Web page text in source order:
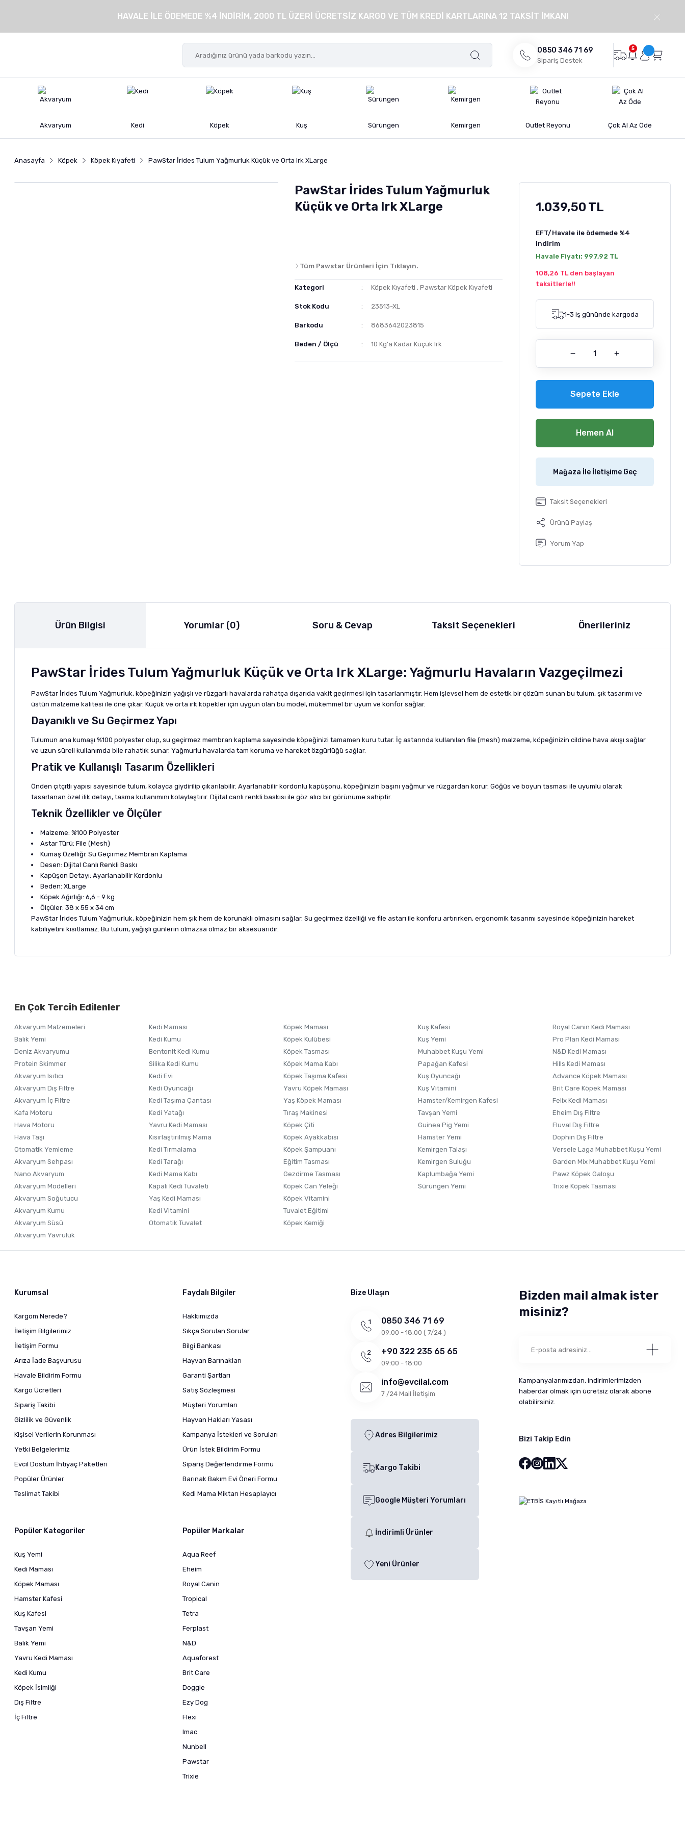
HAVALE İLE ÖDEMEDE %4 İNDİRİM, 2000 TL ÜZERİ ÜCRETSİZ KARGO VE TÜM KREDİ KARTLARINA 12 TAKSİT İMKANI
0850 346 71 69
Sipariş Destek
5
Akvaryum Kedi Köpek Kuş Sürüngen Kemirgen Outlet Reyonu Çok Al Az Öde
Anasayfa Köpek Köpek Kıyafeti PawStar İrides Tulum Yağmurluk Küçük ve Orta Irk XLarge
PawStar İrides Tulum Yağmurluk
Küçük ve Orta Irk XLarge
Tüm Pawstar Ürünleri İçin Tıklayın.
Kategori Köpek Kıyafeti , Pawstar Köpek Kıyafeti
Stok Kodu 23513-XL
Barkodu 8683642023815
Beden / Ölçü 10 Kg'a Kadar Küçük Irk
1.039,50 TL
EFT/Havale ile ödemede %4
indirim
Havale Fiyatı: 997,92 TL
108,26 TL den başlayan
taksitlerle!!
1-3 iş gününde kargoda
Sepete Ekle
Hemen Al
Mağaza İle İletişime Geç
Taksit Seçenekleri
Ürünü Paylaş
Yorum Yap
Ürün Bilgisi Yorumlar (0) Soru & Cevap Taksit Seçenekleri Önerileriniz
PawStar İrides Tulum Yağmurluk Küçük ve Orta Irk XLarge: Yağmurlu Havaların Vazgeçilmezi
PawStar İrides Tulum Yağmurluk, köpeğinizin yağışlı ve rüzgarlı havalarda rahatça dışarıda vakit geçirmesi için tasarlanmıştır. Hem işlevsel hem de estetik bir çözüm sunan bu tulum, şık tasarımı ve
üstün malzeme kalitesi ile öne çıkar. Küçük ve orta ırk köpekler için uygun olan bu model, mükemmel bir uyum ve konfor sağlar.
Dayanıklı ve Su Geçirmez Yapı
Tulumun ana kumaşı %100 polyester olup, su geçirmez membran kaplama sayesinde köpeğinizi tamamen kuru tutar. İç astarında kullanılan file (mesh) malzeme, köpeğinizin cildine hava akışı sağlar
ve uzun süreli kullanımda bile rahatlık sunar. Yağmurlu havalarda tam koruma ve hareket özgürlüğü sağlar.
Pratik ve Kullanışlı Tasarım Özellikleri
Önden çıtçıtlı yapısı sayesinde tulum, kolayca giydirilip çıkarılabilir. Ayarlanabilir kordonlu kapüşonu, köpeğinizin başını yağmur ve rüzgardan korur. Göğüs ve boyun tasması ile uyumlu olarak
tasarlanan özel ilik detayı, tasma kullanımını kolaylaştırır. Dijital canlı renkli baskısı ile göz alıcı bir görünüme sahiptir.
Teknik Özellikler ve Ölçüler
Malzeme: %100 Polyester
Astar Türü: File (Mesh)
Kumaş Özelliği: Su Geçirmez Membran Kaplama
Desen: Dijital Canlı Renkli Baskı
Kapüşon Detayı: Ayarlanabilir Kordonlu
Beden: XLarge
Köpek Ağırlığı: 6,6 - 9 kg
Ölçüler: 38 x 55 x 34 cm
PawStar İrides Tulum Yağmurluk, köpeğinizin hem şık hem de korunaklı olmasını sağlar. Su geçirmez özelliği ve file astarı ile konforu artırırken, ergonomik tasarımı sayesinde köpeğinizin hareket
kabiliyetini kısıtlamaz. Bu tulum, yağışlı günlerin olmazsa olmaz bir aksesuarıdır.
Ürünü Satın Al ve Yorumla
Ürün açıklamasında eksik bilgiler bulunuyor.
Ürün fiyatı diğer sitelerden daha pahalı.
Bu ürüne benzer farklı alternatifler olmalı.
Gönder
En Çok Tercih Edilenler
Akvaryum Malzemeleri
Balık Yemi
Deniz Akvaryumu
Protein Skimmer
Akvaryum Isıtıcı
Akvaryum Dış Filtre
Akvaryum İç Filtre
Kafa Motoru
Hava Motoru
Hava Taşı
Otomatik Yemleme
Akvaryum Sehpası
Nano Akvaryum
Akvaryum Modelleri
Akvaryum Soğutucu
Akvaryum Kumu
Akvaryum Süsü
Akvaryum Yavruluk
Kedi Maması
Kedi Kumu
Bentonit Kedi Kumu
Silika Kedi Kumu
Kedi Evi
Kedi Oyuncağı
Kedi Taşıma Çantası
Kedi Yatağı
Yavru Kedi Maması
Kısırlaştırılmış Mama
Kedi Tırmalama
Kedi Tarağı
Kedi Mama Kabı
Kapalı Kedi Tuvaleti
Yaş Kedi Maması
Kedi Vitamini
Otomatik Tuvalet
Köpek Maması
Köpek Kulübesi
Köpek Tasması
Köpek Mama Kabı
Köpek Taşıma Kafesi
Yavru Köpek Maması
Yaş Köpek Maması
Tıraş Makinesi
Köpek Çiti
Köpek Ayakkabısı
Köpek Şampuanı
Eğitim Tasması
Gezdirme Tasması
Köpek Can Yeleği
Köpek Vitamini
Tuvalet Eğitimi
Köpek Kemiği
Kuş Kafesi
Kuş Yemi
Muhabbet Kuşu Yemi
Papağan Kafesi
Kuş Oyuncağı
Kuş Vitamini
Hamster/Kemirgen Kafesi
Tavşan Yemi
Guinea Pig Yemi
Hamster Yemi
Kemirgen Talaşı
Kemirgen Suluğu
Kaplumbağa Yemi
Sürüngen Yemi
Royal Canin Kedi Maması
Pro Plan Kedi Maması
N&D Kedi Maması
Hills Kedi Maması
Advance Köpek Maması
Brit Care Köpek Maması
Felix Kedi Maması
Eheim Dış Filtre
Fluval Dış Filtre
Dophin Dış Filtre
Versele Laga Muhabbet Kuşu Yemi
Garden Mix Muhabbet Kuşu Yemi
Pawz Köpek Galoşu
Trixie Köpek Tasması
Kurumsal
Kargom Nerede?
İletişim Bilgilerimiz
İletişim Formu
Arıza İade Başvurusu
Havale Bildirim Formu
Kargo Ücretleri
Sipariş Takibi
Gizlilik ve Güvenlik
Kişisel Verilerin Korunması
Yetki Belgelerimiz
Evcil Dostum İhtiyaç Paketleri
Popüler Ürünler
Teslimat Takibi
Faydalı Bilgiler
Hakkımızda
Sıkça Sorulan Sorular
Bilgi Bankası
Hayvan Barınakları
Garanti Şartları
Satış Sözleşmesi
Müşteri Yorumları
Hayvan Hakları Yasası
Kampanya İstekleri ve Soruları
Ürün İstek Bildirim Formu
Sipariş Değerlendirme Formu
Barınak Bakım Evi Öneri Formu
Kedi Mama Miktarı Hesaplayıcı
Popüler Kategoriler
Kuş Yemi
Kedi Maması
Köpek Maması
Hamster Kafesi
Kuş Kafesi
Tavşan Yemi
Balık Yemi
Yavru Kedi Maması
Kedi Kumu
Köpek İsimliği
Dış Filtre
İç Filtre
Popüler Markalar
Aqua Reef
Eheim
Royal Canin
Tropical
Tetra
Ferplast
N&D
Aquaforest
Brit Care
Doggie
Ezy Dog
Flexi
Imac
Nunbell
Pawstar
Trixie
Bize Ulaşın
0850 346 71 69
09:00 - 18:00 ( 7/24 )
+90 322 235 65 65
09:00 - 18:00
info@evcilal.com
7 /24 Mail İletişim
Adres Bilgilerimiz
Kargo Takibi
Google Müşteri Yorumları
İndirimli Ürünler
Yeni Ürünler
Bizden mail almak ister
misiniz?
Kampanyalarımızdan, indirimlerimizden
haberdar olmak için ücretsiz olarak abone
olabilirsiniz.
Bizi Takip Edin